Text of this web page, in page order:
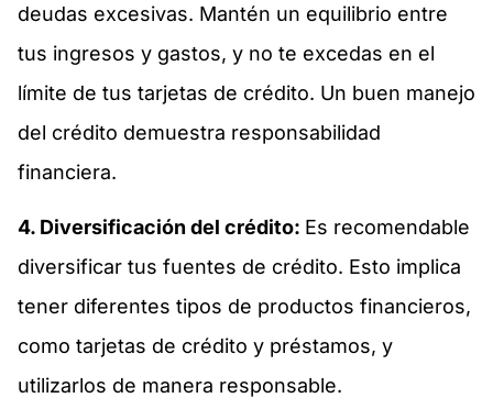
deudas excesivas. Mantén un equilibrio entre
tus ingresos y gastos, y no te excedas en el
límite de tus tarjetas de crédito. Un buen manejo
del crédito demuestra responsabilidad
financiera.
4. Diversificación del crédito: Es recomendable
diversificar tus fuentes de crédito. Esto implica
tener diferentes tipos de productos financieros,
como tarjetas de crédito y préstamos, y
utilizarlos de manera responsable.